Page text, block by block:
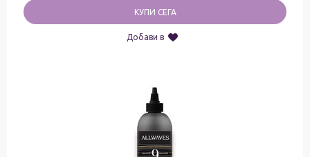
КУПИ СЕГА
Добави в